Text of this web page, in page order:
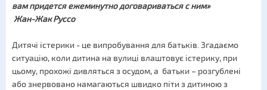
вам придется ежеминутно договариваться с ним»
Жан-Жак Руссо
Дитячі істерики - це випробування для батьків. Згадаємо
ситуацію, коли дитина на вулиці влаштовує істерику, при
цьому, прохожі дивляться з осудом, а батьки – розгублені
або знервовано намагаються швидко піти з дитиною з